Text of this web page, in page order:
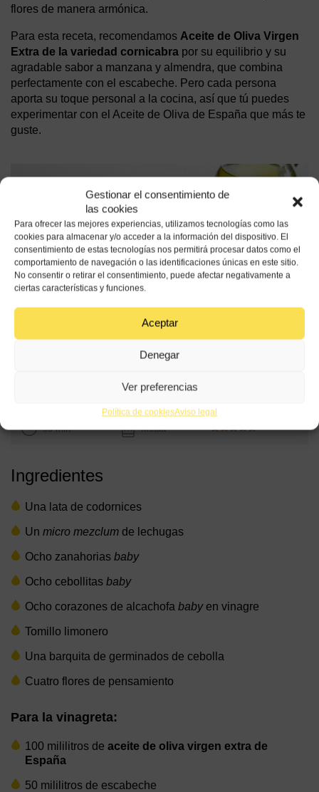
Gestionar el consentimiento de
las cookies
Para ofrecer las mejores experiencias, utilizamos tecnologías como las
cookies para almacenar y/o acceder a la información del dispositivo. El
consentimiento de estas tecnologías nos permitirá procesar datos como el
comportamiento de navegación o las identificaciones únicas en este sitio.
No consentir o retirar el consentimiento, puede afectar negativamente a
ciertas características y funciones.
Aceptar
Denegar
Ver preferencias
Política de cookiesAviso legal
flores de manera armónica.
Para esta receta, recomendamos Aceite de Oliva Virgen
Extra de la variedad cornicabra por su equilibrio y su
agradable sabor a manzana y almendra, que combina
perfectamente con el escabeche. Pero cada persona
aporta su toque personal a la cocina, así que tú puedes
experimentar con el Aceite de Oliva de España que más te
guste.
30 min Media
Ingredientes
Una lata de codornices
Un micro mezclum de lechugas
Ocho zanahorias baby
Ocho cebollitas baby
Ocho corazones de alcachofa babyen vinagre
Tomillo limonero
Una barquita de germinados de cebolla
Cuatro flores de pensamiento
Para la vinagreta:
100 mililitros de aceite de oliva virgen extra de
España
50 mililitros de escabeche